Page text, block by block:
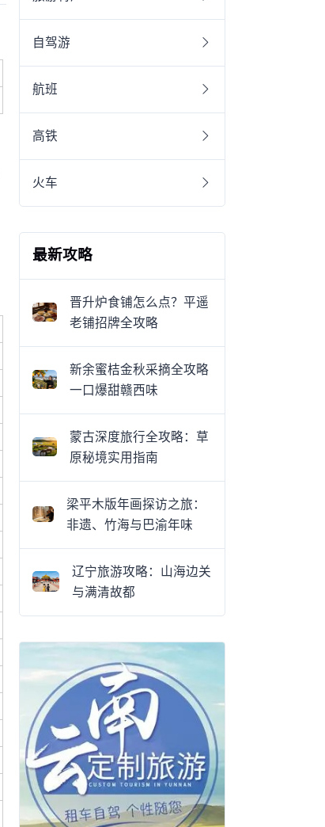
自驾游
航班
高铁
火车
最新攻略
晋升炉食铺怎么点？平遥
老铺招牌全攻略
新余蜜桔金秋采摘全攻略
一口爆甜赣西味
蒙古深度旅行全攻略：草
原秘境实用指南
梁平木版年画探访之旅：
非遗、竹海与巴渝年味
辽宁旅游攻略：山海边关
与满清故都